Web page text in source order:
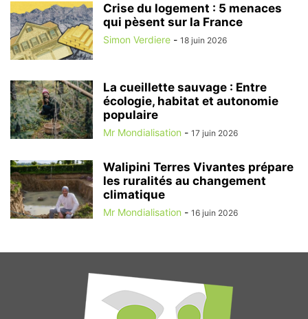
Crise du logement : 5 menaces
qui pèsent sur la France
Simon Verdiere - 18 juin 2026
La cueillette sauvage : Entre
écologie, habitat et autonomie
populaire
Mr Mondialisation - 17 juin 2026
Walipini Terres Vivantes prépare
les ruralités au changement
climatique
Mr Mondialisation - 16 juin 2026